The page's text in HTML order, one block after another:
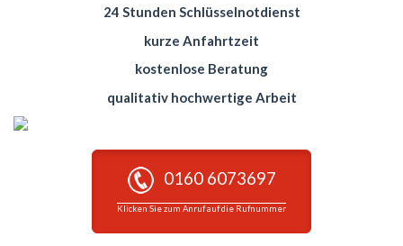
24 Stunden Schlüsselnotdienst
kurze Anfahrtzeit
kostenlose Beratung
qualitativ hochwertige Arbeit
0160 6073697
Klicken Sie zum Anruf auf die Rufnummer